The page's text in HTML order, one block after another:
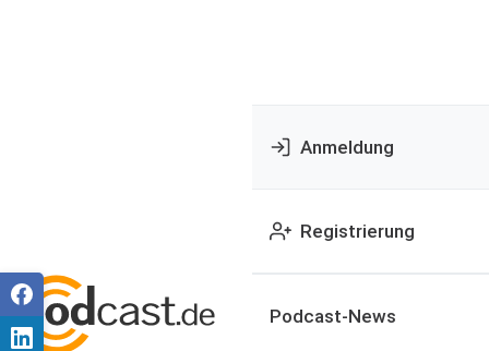
Anmeldung
Registrierung
Podcast-News